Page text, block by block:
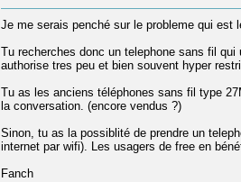
Je me serais penché sur le probleme qui est
Tu recherches donc un telephone sans fil
authorise tres peu et bien souvent hyper
Tu as les anciens téléphones sans fil type
la conversation. (encore vendus ?)
Sinon, tu as la possiblité de prendre un
internet par wifi). Les usagers de free en
Fanch